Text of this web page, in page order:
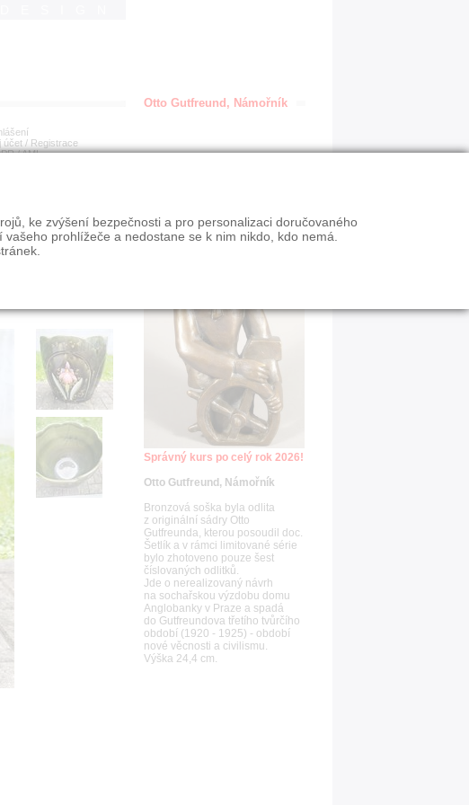
účet / Registrace
/AML
Otto Gutfreund, Námořník
Správný kurs po celý rok 2026!
Otto Gutfreund, Námořník
Bronzová soška byla odlita
z originální sádry Otto
Gutfreunda, kterou posoudil doc.
Šetlík a v rámci limitované série
bylo zhotoveno pouze šest
číslovaných odlitků.
Jde o nerealizovaný návrh
na sochařskou výzdobu domu
Anglobanky v Praze a spadá
do Gutfreundova třetího tvůrčího
období (1920 - 1925) - období
nové věcnosti a civilismu.
Výška 24,4 cm.
ke zvýšení bezpečnosti a pro personalizaci doručovaného
prohlížeče a nedostane se k nim nikdo, kdo nemá.